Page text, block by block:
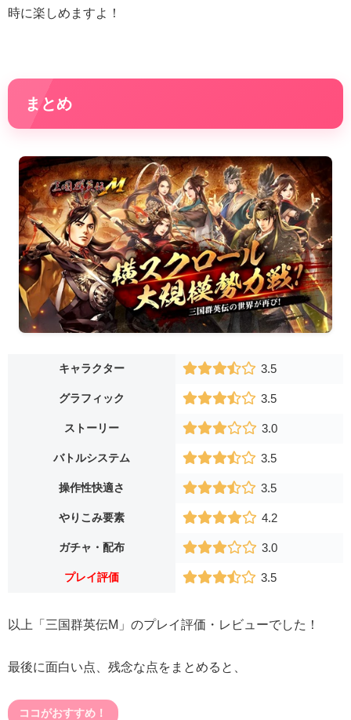
時に楽しめますよ！
まとめ
キャラクター 3.5
グラフィック 3.5
ストーリー 3.0
バトルシステム 3.5
操作性快適さ 3.5
やりこみ要素 4.2
ガチャ・配布 3.0
プレイ評価 3.5
以上「三国群英伝M」のプレイ評価・レビューでした！
最後に面白い点、残念な点をまとめると、
ココがおすすめ！